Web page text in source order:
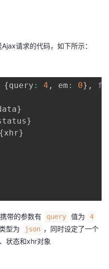
请求的代码，如下所示：
{query : 4 , em : 0} ,
}
}
xhr}
带的参数有 query 值为 4
型为 json ，同时设定了一个
状态和xhr对象